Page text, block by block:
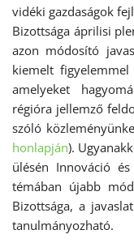
vidéki gazdaságok
Bizottsága áprilisi
azon módosító
kiemelt
amelyeket
régióra jellemző
szóló
honlapján).
ülésén Innováció
témában újabb
Bizottsága, a
tanulmányozható.